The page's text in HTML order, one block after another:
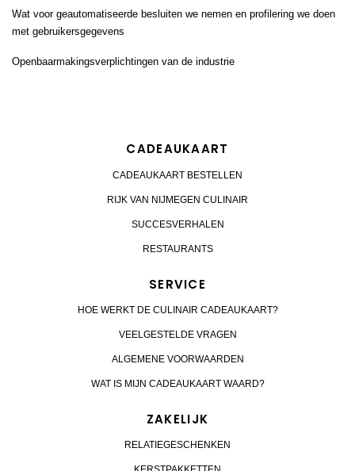
Wat voor geautomatiseerde besluiten we nemen en profilering we doen
met gebruikersgegevens
Openbaarmakingsverplichtingen van de industrie
CADEAUKAART
CADEAUKAART BESTELLEN
RIJK VAN NIJMEGEN CULINAIR
SUCCESVERHALEN
RESTAURANTS
SERVICE
HOE WERKT DE CULINAIR CADEAUKAART?
VEELGESTELDE VRAGEN
ALGEMENE VOORWAARDEN
WAT IS MIJN CADEAUKAART WAARD?
ZAKELIJK
RELATIEGESCHENKEN